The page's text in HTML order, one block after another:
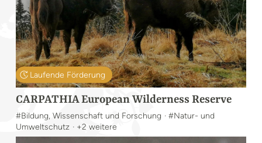
Laufende Förderung
CARPATHIA European Wilderness Reserve
#Bildung, Wissenschaft und Forschung · #Natur- und
Umweltschutz · +2 weitere